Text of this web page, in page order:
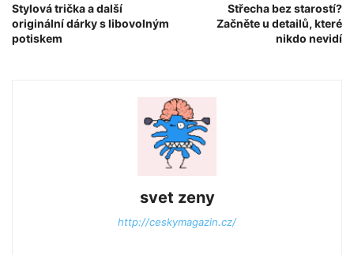
Stylová trička a další
originální dárky s libovolným
potiskem
Střecha bez starostí?
Začněte u detailů, které
nikdo nevidí
svet zeny
http://ceskymagazin.cz/